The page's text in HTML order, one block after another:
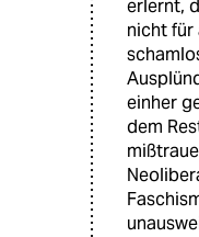
erlernt,
nicht für
einher
dem